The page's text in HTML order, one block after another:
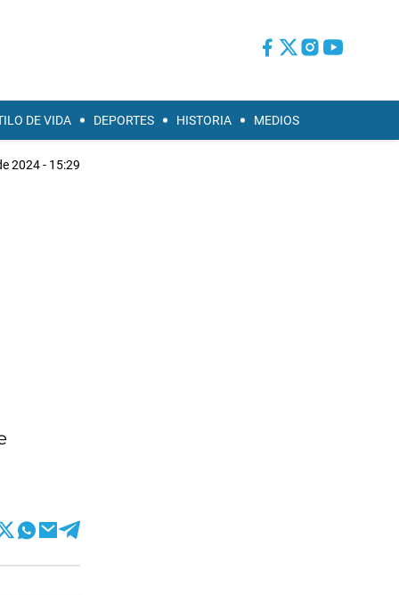
DE VIDA DEPORTES HISTORIA MEDIOS
2024 - 15:29